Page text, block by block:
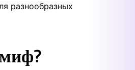
разнообразных